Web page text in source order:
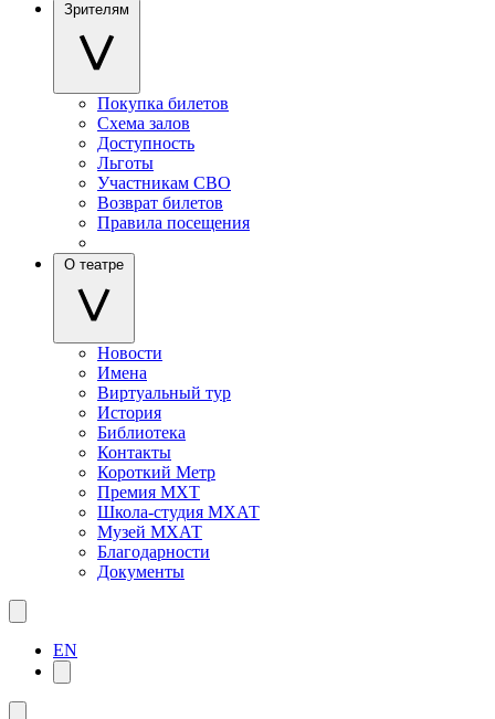
Зрителям
Покупка билетов
Схема залов
Доступность
Льготы
Участникам СВО
Возврат билетов
Правила посещения
О театре
Новости
Имена
Виртуальный тур
История
Библиотека
Контакты
Короткий Метр
Премия МХТ
Школа-студия МХАТ
Музей МХАТ
Благодарности
Документы
EN